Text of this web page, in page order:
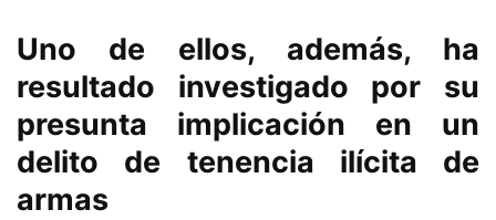
Uno de ellos, además, ha
resultado investigado por su
presunta implicación en un
delito de tenencia ilícita de
armas